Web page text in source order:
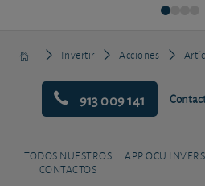
Invertir Acciones
913 009 141
TODOS NUESTROS
CONTACTOS
APP OCU